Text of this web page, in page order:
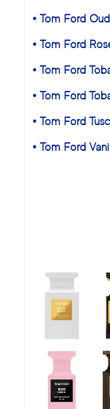
• Tom Ford
• Tom Ford
• Tom Ford
• Tom Ford
• Tom Ford
• Tom Ford